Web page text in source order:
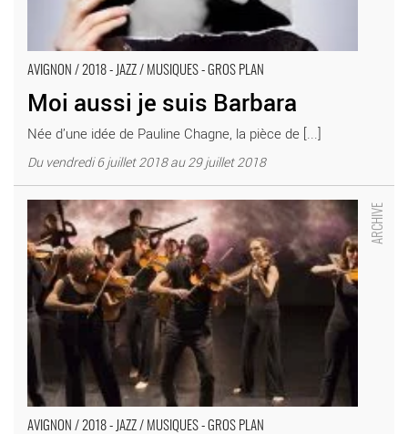
AVIGNON / 2018 - JAZZ / MUSIQUES - GROS PLAN
Moi aussi je suis Barbara
Née d’une idée de Pauline Chagne, la pièce de [...]
Du vendredi 6 juillet 2018 au 29 juillet 2018
AVIGNON / 2018 - JAZZ / MUSIQUES - GROS PLAN
Avignon Off. Théâtre Girasole